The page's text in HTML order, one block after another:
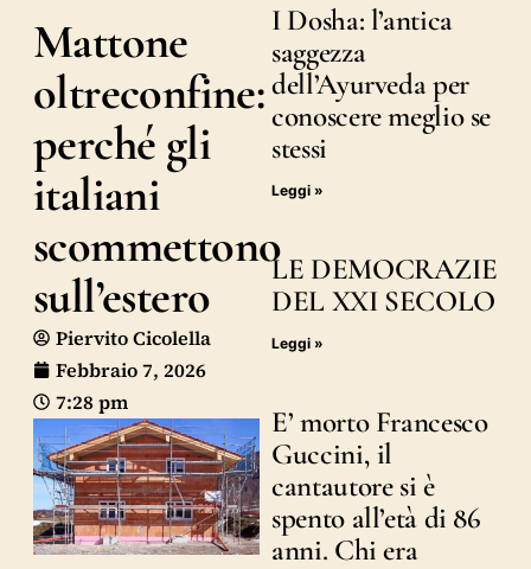
Mattone
oltreconfine:
perché gli
italiani
scommettono
sull’estero
Piervito Cicolella
Febbraio 7, 2026
7:28 pm
I Dosha: l’antica
saggezza
dell’Ayurveda per
conoscere meglio se
stessi
Leggi »
LE DEMOCRAZIE
DEL XXI SECOLO
Leggi »
E’ morto Francesco
Guccini, il
cantautore si è
spento all’età di 86
anni. Chi era